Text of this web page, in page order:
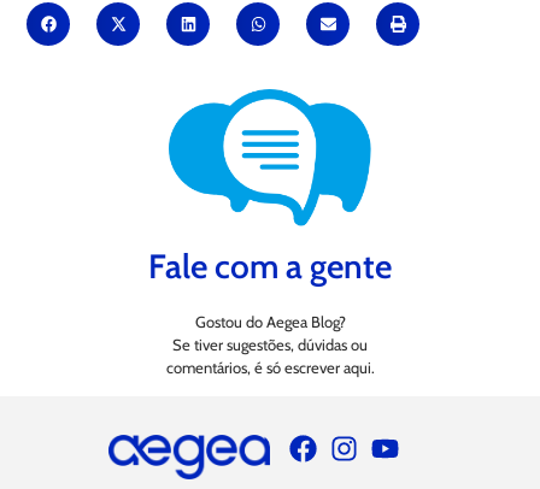
Fale com a gente
Gostou do Aegea Blog?
Se tiver sugestões, dúvidas ou
comentários, é só escrever aqui.